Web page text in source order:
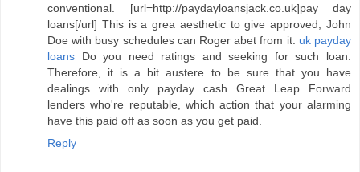
conventional. [url=http://paydayloansjack.co.uk]pay day
loans[/url] This is a grea aesthetic to give approved, John
Doe with busy schedules can Roger abet from it. uk payday
loans Do you need ratings and seeking for such loan.
Therefore, it is a bit austere to be sure that you have
dealings with only payday cash Great Leap Forward
lenders who're reputable, which action that your alarming
have this paid off as soon as you get paid.
Reply